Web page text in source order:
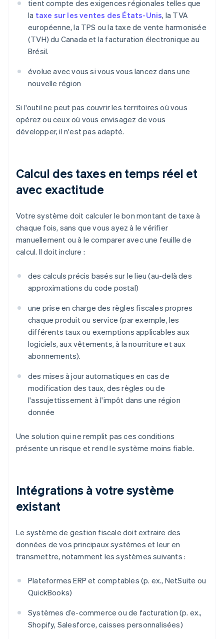
tient compte des exigences régionales telles que
la taxe sur les ventes des États-Unis, la TVA
européenne, la TPS ou la taxe de vente harmonisée
(TVH) du Canada et la facturation électronique au
Brésil.
évolue avec vous si vous vous lancez dans une
nouvelle région
Si l'outil ne peut pas couvrir les territoires où vous
opérez ou ceux où vous envisagez de vous
développer, il n'est pas adapté.
Calcul des taxes en temps réel et
avec exactitude
Votre système doit calculer le bon montant de taxe à
chaque fois, sans que vous ayez à le vérifier
manuellement ou à le comparer avec une feuille de
calcul. Il doit inclure :
des calculs précis basés sur le lieu (au-delà des
approximations du code postal)
une prise en charge des règles fiscales propres
chaque produit ou service (par exemple, les
différents taux ou exemptions applicables aux
logiciels, aux vêtements, à la nourriture et aux
abonnements).
des mises à jour automatiques en cas de
modification des taux, des règles ou de
l'assujettissement à l'impôt dans une région
donnée
Une solution qui ne remplit pas ces conditions
présente un risque et rend le système moins fiable.
Intégrations à votre système
existant
Le système de gestion fiscale doit extraire des
données de vos principaux systèmes et leur en
transmettre, notamment les systèmes suivants :
Plateformes ERP et comptables (p. ex., NetSuite ou
QuickBooks)
Systèmes d’e-commerce ou de facturation (p. ex.,
Shopify, Salesforce, caisses personnalisées)